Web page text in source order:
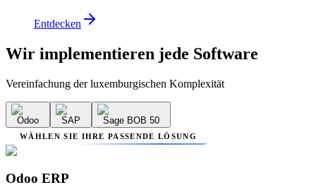
Entdecken
Wir implementieren jede Software
Vereinfachung der luxemburgischen Komplexität
Odoo SAP Sage BOB 50
WÄHLEN SIE IHRE PASSENDE LÖSUNG
Odoo ERP